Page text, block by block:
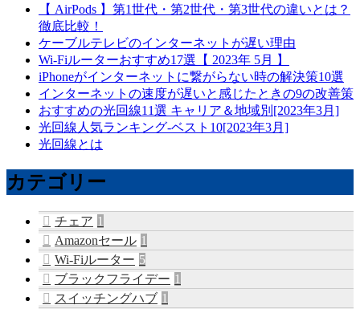
【 AirPods 】第1世代・第2世代・第3世代の違いとは？
徹底比較！
ケーブルテレビのインターネットが遅い理由
Wi-Fiルーターおすすめ17選【 2023年 5月 】
iPhoneがインターネットに繋がらない時の解決策10選
インターネットの速度が遅いと感じたときの9の改善策
おすすめの光回線11選 キャリア＆地域別[2023年3月]
光回線人気ランキング-ベスト10[2023年3月]
光回線とは
カテゴリー
チェア 1
Amazonセール 1
Wi-Fiルーター 5
ブラックフライデー 1
スイッチングハブ 1